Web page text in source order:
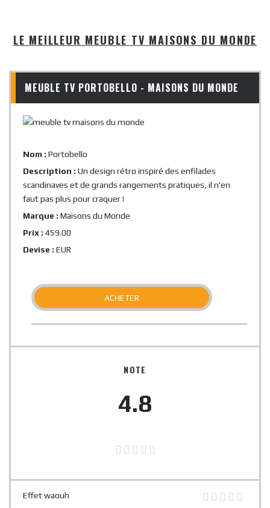
LE MEILLEUR MEUBLE TV MAISONS DU MONDE
MEUBLE TV PORTOBELLO - MAISONS DU MONDE
Nom : Portobello
Description : Un design rétro inspiré des enfilades
scandinaves et de grands rangements pratiques, il n'en
faut pas plus pour craquer !
Marque : Maisons du Monde
Prix : 459.00
Devise : EUR
ACHETER
NOTE
4.8
Effet waouh